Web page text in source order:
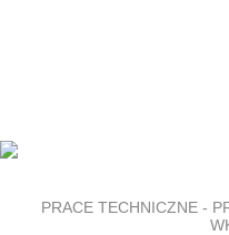
PRACE TECHNICZNE -